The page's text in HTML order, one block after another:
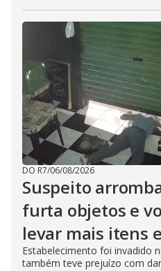
DO R7/06/08/2026
Suspeito
furta objetos e
levar mais itens
Estabelecimento foi invadido
também teve prejuízo com